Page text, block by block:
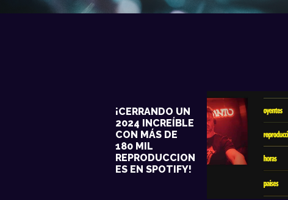
¡CERRANDO UN
2024 INCREÍBLE
CON MÁS DE
180 MIL
REPRODUCCION
ES EN SPOTIFY!